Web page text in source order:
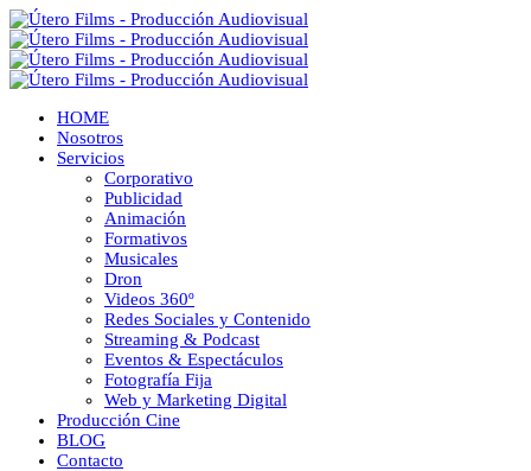
HOME
Nosotros
Servicios
Corporativo
Publicidad
Animación
Formativos
Musicales
Dron
Videos 360º
Redes Sociales y Contenido
Streaming & Podcast
Eventos & Espectáculos
Fotografía Fija
Web y Marketing Digital
Producción Cine
BLOG
Contacto